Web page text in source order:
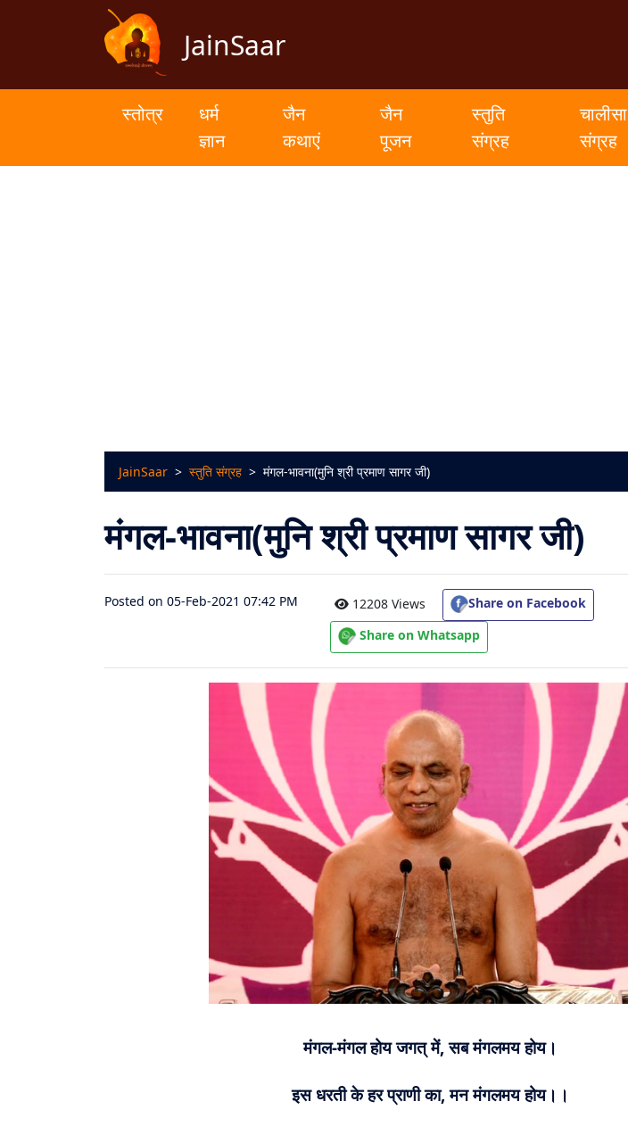
JainSaar
स्तोत्र
धर्म
ज्ञान
जैन
कथाएं
जैन
पूजन
स्तुति
संग्रह
चालीसा
संग्रह
JainSaar > स्तुति संग्रह > मंगल-भावना(मुनि श्री प्रमाण सागर जी)
मंगल-भावना(मुनि श्री प्रमाण सागर जी)
Posted on 05-Feb-2021 07:42 PM 12208 Views
Share on Facebook
Share on Whatsapp
मंगल-मंगल होय जगत् में, सब मंगलमय होय।
इस धरती के हर प्राणी का, मन मंगलमय होय।।